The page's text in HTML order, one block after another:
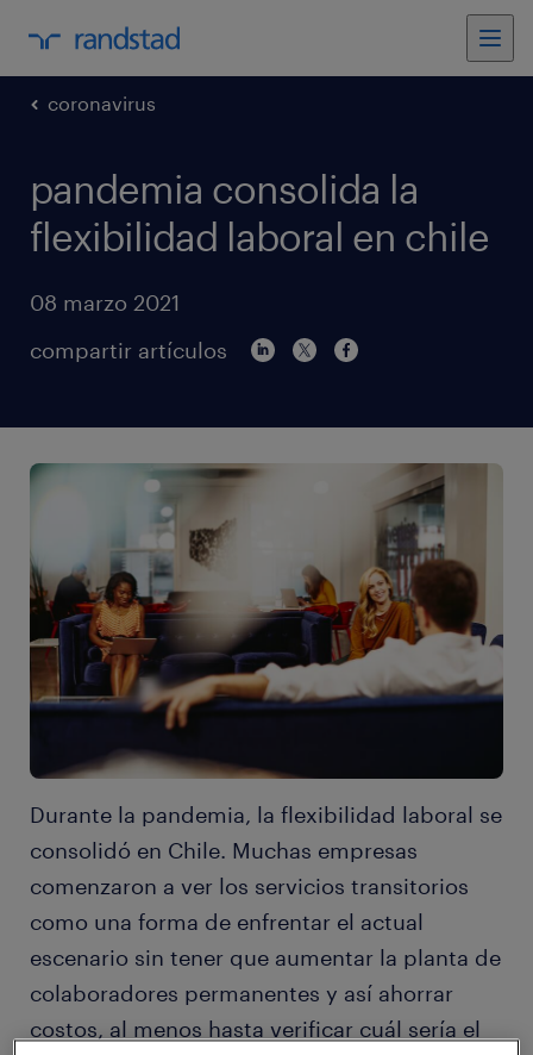
coronavirus
pandemia consolida la
flexibilidad laboral en chile
08 marzo 2021
compartir artículos
Durante la pandemia, la flexibilidad laboral se
consolidó en Chile. Muchas empresas
comenzaron a ver los servicios transitorios
como una forma de enfrentar el actual
escenario sin tener que aumentar la planta de
colaboradores permanentes y así ahorrar
costos, al menos hasta verificar cuál sería el